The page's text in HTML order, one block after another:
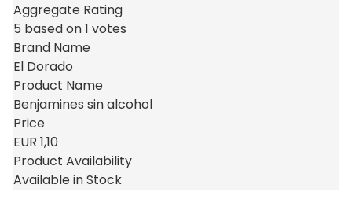
Aggregate Rating
5 based on1 votes
Brand Name
El Dorado
Product Name
Benjamines sin alcohol
Price
EUR 1,10
Product Availability
Available in Stock